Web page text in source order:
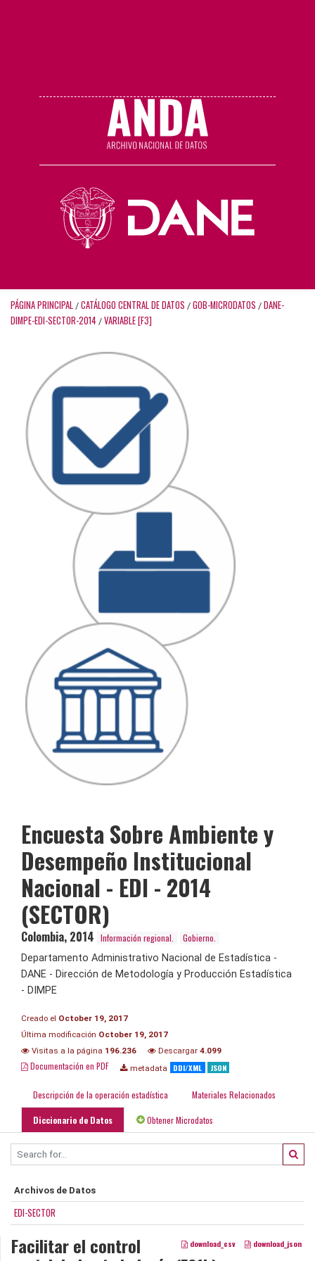
PÁGINA PRINCIPAL / CATÁLOGO CENTRAL DE DATOS / GOB-MICRODATOS / DANE-
DIMPE-EDI-SECTOR-2014 / VARIABLE [F3]
Encuesta Sobre Ambiente y
Desempeño Institucional
Nacional - EDI - 2014
(SECTOR)
Colombia, 2014 Información regional.
Gobierno.
Departamento Administrativo Nacional de Estadística -
DANE - Dirección de Metodología y Producción Estadística
- DIMPE
Creado el October 19, 2017
Última modificación October 19, 2017
Visitas a la página 196.236 Descargar 4.099
Documentación en PDF metadata DDI/XML JSON
Descripción de la operación estadística Materiales Relacionados
Diccionario de Datos Obtener Microdatos
Archivos de Datos
EDI-SECTOR
download_csv download_json
Facilitar el control